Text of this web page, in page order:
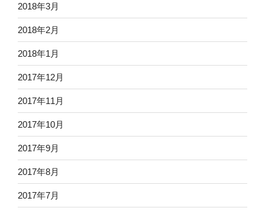
2018年3月
2018年2月
2018年1月
2017年12月
2017年11月
2017年10月
2017年9月
2017年8月
2017年7月